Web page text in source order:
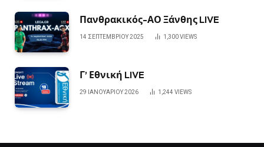
Πανθρακικός-ΑΟ Ξάνθης LIVE
14 ΣΕΠΤΕΜΒΡΊΟΥ 2025 1,300VIEWS
Γ’ Εθνική LIVE
29 ΙΑΝΟΥΑΡΊΟΥ 2026 1,244 VIEWS